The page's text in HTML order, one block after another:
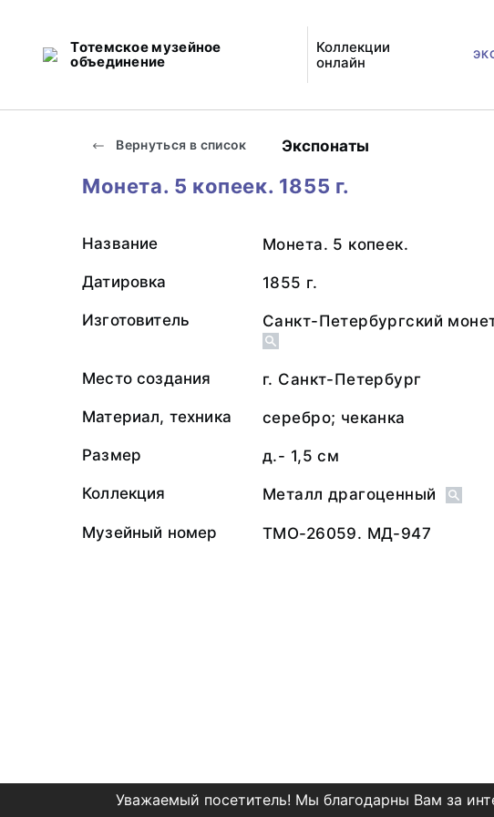
Тотемское музейное
объединение
Коллекции
онлайн
Вернуться в список Экспонаты
Монета. 5 копеек. 1855 г.
Название Монета. 5 копеек.
Датировка 1855 г.
Изготовитель Санкт-Петербургский
Место создания г. Санкт-Петербург
Материал, техника серебро; чеканка
Размер д.- 1,5 см
Коллекция Металл драгоценный
Музейный номер ТМО-26059. МД-947
Уважаемый посетитель! Мы благодарны Вам за